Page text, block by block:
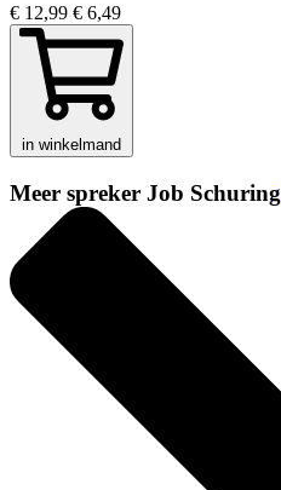
€ 12,99 € 6,49
in winkelmand
Meer spreker Job Schuring